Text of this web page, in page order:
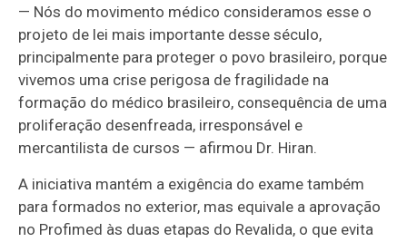
— Nós do movimento médico consideramos esse o
projeto de lei mais importante desse século,
principalmente para proteger o povo brasileiro, porque
vivemos uma crise perigosa de fragilidade na
formação do médico brasileiro, consequência de uma
proliferação desenfreada, irresponsável e
mercantilista de cursos — afirmou Dr. Hiran.
A iniciativa mantém a exigência do exame também
para formados no exterior, mas equivale a aprovação
no Profimed às duas etapas do Revalida, o que evita